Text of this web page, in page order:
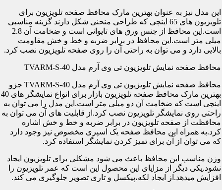
این مدل نیز به عنوان بهترین مارک محافظ صفحه تلویزیون برای
تلویزیون های 65 اینچی که طراحی منحنی شکل دارند گزینه مناسبی
است.این محافظ از جنس ورق های تایوانی است و ضخامت آن 2.8
میلی متر است.این محافظ در برابر ضربه و خط و خش مقاومت
بالایی دارد و می توان به راحتی آن را روی صفحه تلویزیون نصب کرد.
محافظ صفحه نمایش تلویزیون تی وی آرم مدل TVARM-S-40
محافظ صفحه نمایش تلویزیون تی وی آرم مدل TVARM-S-40 جزو
بهترین مارک محافظ صفحه تلویزیون بازار برای انواع نمایشگر های 40
اینچی است که ضخامت آن دو میلی متر است.این مدل را می توان به
راحتی روی نمایشگر تلویزیون نصب کرد.از قابلیت های آن می توان به
محافظت از صفحه تلویزیون در برابر ضربه و خط و خش اشاره
کرد.به همراه این محافظ صفحه یک اسپری مخصوص نیز وجود دارد
که می توان از آن برای تمیز کردن نمایشگر استفاده کرد.
وزن مناسب این محافظ باعث می شود مشکلی برای تلویزیون ایجاد
نشود.یکی دیگر از مزایای این محصول این است که عمر تلویزیون را
افزایش میدهد.از ایجاد لکه،پیکسل و تاری تصویر جلوگیری می کند.